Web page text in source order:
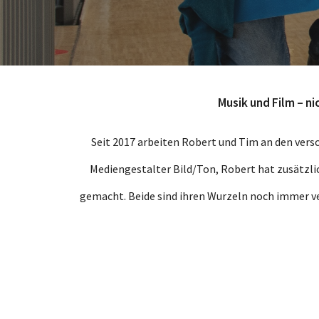
Musik und Film –
Seit 2017 arbeiten Robert und Tim an den
Mediengestalter Bild/Ton, Robert hat
gemacht. Beide sind ihren Wurzeln noch immer